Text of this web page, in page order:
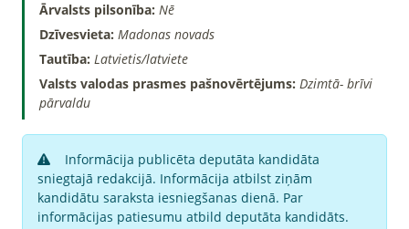
Ārvalsts pilsonība: Nē
Dzīvesvieta: Madonas novads
Tautība: Latvietis/latviete
Valsts valodas prasmes pašnovērtējums: Dzimtā- brīvi
pārvaldu
Informācija publicēta deputāta kandidāta
sniegtajā redakcijā. Informācija atbilst ziņām
kandidātu saraksta iesniegšanas dienā. Par
informācijas patiesumu atbild deputāta kandidāts.